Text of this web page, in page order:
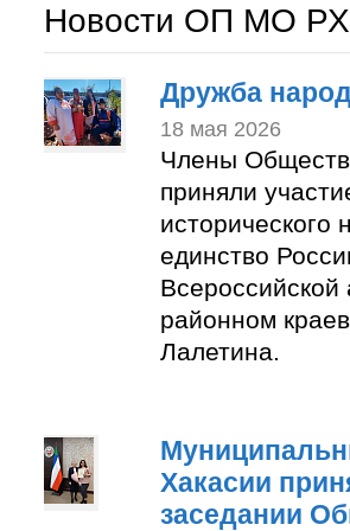
Новости ОП МО РХ
Дружба
18 мая 2026
Члены
приняли
исторического
единство
районном
Лалетина.
Хакасии
заседании